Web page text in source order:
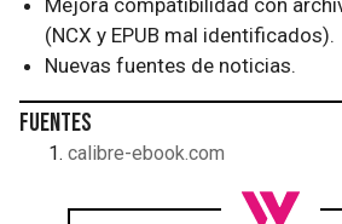
Mejora compatibilidad con
(NCX y EPUB mal identificados).
Nuevas fuentes de noticias.
Fuentes
calibre-ebook.com